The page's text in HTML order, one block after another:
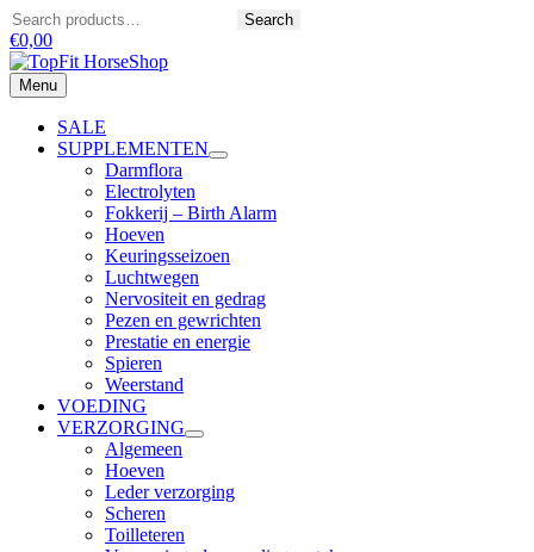
Ga
naar
de
inhoud
Zoeken Search
€0,00
Menu
Menu
SALE
SUPPLEMENTEN
Darmflora
Electrolyten
Fokkerij – Birth Alarm
Hoeven
Keuringsseizoen
Luchtwegen
Nervositeit en gedrag
Pezen en gewrichten
Prestatie en energie
Spieren
Weerstand
VOEDING
VERZORGING
Algemeen
Hoeven
Leder verzorging
Scheren
Toilleteren